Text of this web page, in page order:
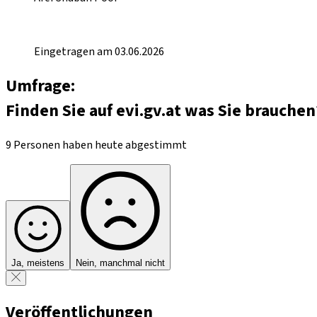
Eingetragen am 03.06.2026
Umfrage:
Finden Sie auf evi.gv.at was Sie
9 Personen haben heute abgestimmt
Ja, meistens Nein, manchmal nicht